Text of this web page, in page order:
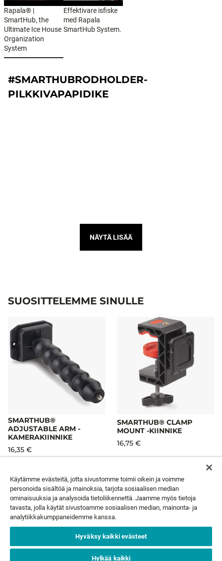
Rapala® |
SmartHub, the
Ultimate Ice House
Organization
System
Effektivare isfiske
med Rapala
SmartHub System.
#SMARTHUBRODHOLDER-
PILKKIVAPAPIDIKE
NÄYTÄ LISÄÄ
SUOSITTELEMME SINULLE
SMARTHUB®
ADJUSTABLE ARM -
KAMERAKIINNIKE
16,35 €
SMARTHUB® CLAMP
MOUNT -KIINNIKE
16,75 €
UUTISKIRJE
Käytämme evästeitä, jotta sivustomme toimii oikein ja voimme
personoida sisältöä ja mainoksia, tarjota sosiaalisen median
ominaisuuksia ja analysoida tietoliikennettä. Jaamme myös tietoja
tavasta, jolla käytät sivustoamme sosiaalisen median, mainonta- ja
analytiikkakumppaneidemme kanssa.
Hyväksy kaikki evästeet
Hylkää kaikki